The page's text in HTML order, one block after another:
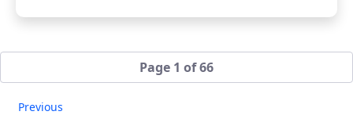
Page 1 of 66
Previous